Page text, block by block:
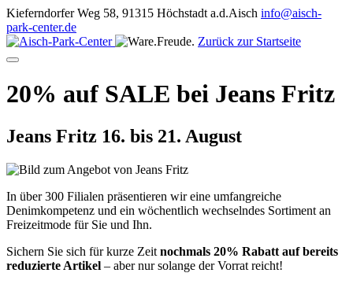
Kieferndorfer Weg 58, 91315 Höchstadt a.d.Aisch info@aisch-
park-center.de
Zurück zur Startseite
20% auf SALE bei Jeans Fritz
Jeans Fritz 16. bis 21. August
In über 300 Filialen präsentieren wir eine umfangreiche
Denimkompetenz und ein wöchentlich wechselndes Sortiment an
Freizeitmode für Sie und Ihn.
Sichern Sie sich für kurze Zeit nochmals 20% Rabatt auf bereits
reduzierte Artikel – aber nur solange der Vorrat reicht!